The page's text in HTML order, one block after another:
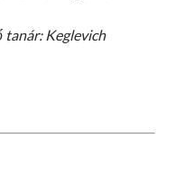
tanár: Keglevich